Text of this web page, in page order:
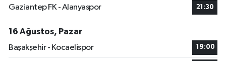
Gaziantep FK - Alanyaspor 21:30
16 Ağustos, Pazar
Başakşehir - Kocaelispor
19:00